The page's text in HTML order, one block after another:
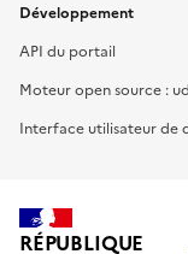
Développement
API du portail
Moteur open source :
Interface utilisateur de
RÉPUBLIQUE